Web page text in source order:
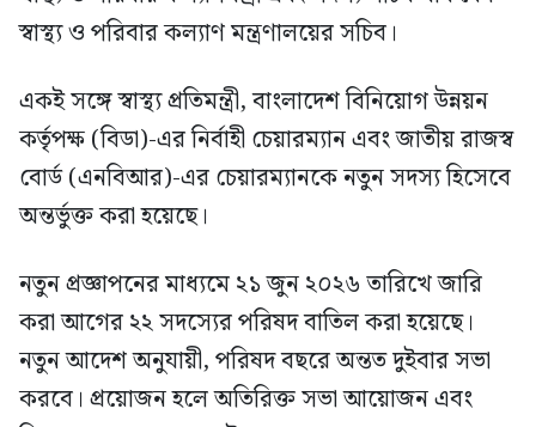
স্বাস্থ্য ও পরিবার কল্যাণ মন্ত্রণালয়ের সচিব।
একই সঙ্গে স্বাস্থ্য প্রতিমন্ত্রী, বাংলাদেশ বিনিয়োগ উন্নয়ন
কর্তৃপক্ষ (বিডা)-এর নির্বাহী চেয়ারম্যান এবং জাতীয় রাজস্ব
বোর্ড (এনবিআর)-এর চেয়ারম্যানকে নতুন সদস্য হিসেবে
অন্তর্ভুক্ত করা হয়েছে।
নতুন প্রজ্ঞাপনের মাধ্যমে ২১ জুন ২০২৬ তারিখে জারি
করা আগের ২২ সদস্যের পরিষদ বাতিল করা হয়েছে।
নতুন আদেশ অনুযায়ী, পরিষদ বছরে অন্তত দুইবার সভা
করবে। প্রয়োজন হলে অতিরিক্ত সভা আয়োজন এবং